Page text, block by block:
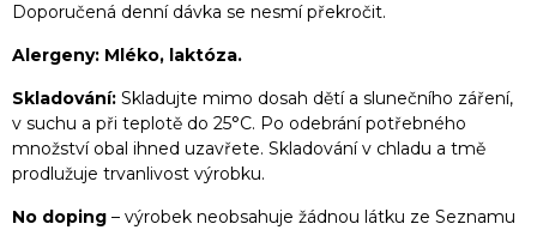
Doporučená denní dávka se nesmí překročit.
Alergeny: Mléko, laktóza.
Skladování: Skladujte mimo dosah dětí a slunečního záření,
v suchu a při teplotě do 25°C. Po odebrání potřebného
množství obal ihned uzavřete. Skladování v chladu a tmě
prodlužuje trvanlivost výrobku.
No doping – výrobek neobsahuje žádnou látku ze Seznamu